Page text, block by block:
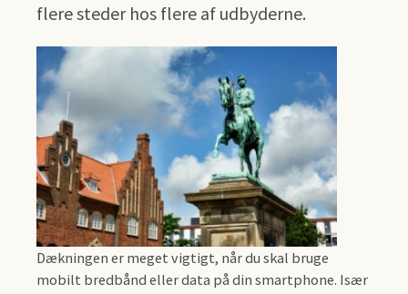
flere steder hos flere af udbyderne.
Dækningen er meget vigtigt, når du skal bruge
mobilt bredbånd eller data på din smartphone. Især